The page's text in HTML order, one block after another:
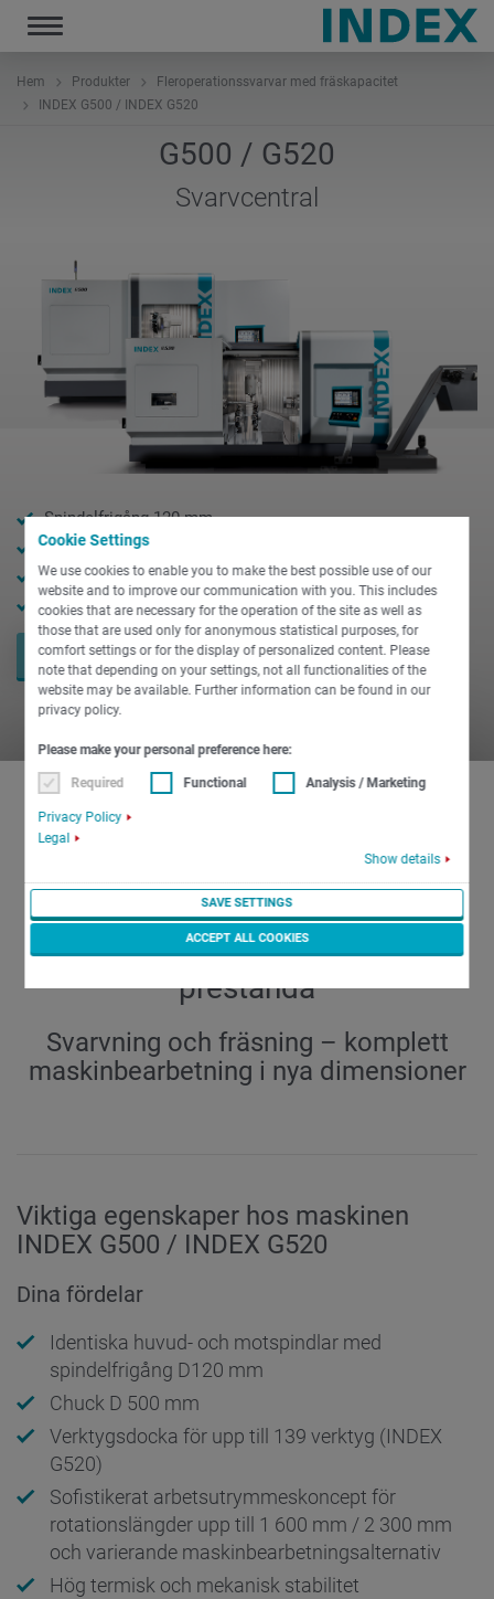
Cookie Settings
We use cookies to enable you to make the best possible use of our
website and to improve our communication with you. This includes
cookies that are necessary for the operation of the site as well as
those that are used only for anonymous statistical purposes, for
comfort settings or for the display of personalized content. Please
note that depending on your settings, not all functionalities of the
website may be available. Further information can be found in our
privacy policy.
Please make your personal preference here:
Required Functional Analysis / Marketing
Privacy Policy
Legal
Show details
SAVE SETTINGS
ACCEPT ALL COOKIES
Toggle
navigation
Hem Produkter
Fleroperationssvarvar med fräskapacitet
INDEX G500 / INDEX G520
G500 / G520
Svarvcentral
Spindelfrigång 120 mm
Chuckdiameter 500 mm
2000 max. vridmoment
Rotationslängd 1 600 / 2 300 mm
BEGÄR NU
fleroperationssvarven för
maskinbearbetning av stora
arbetsstycken med höga
prestanda
Svarvning och fräsning – komplett
maskinbearbetning i nya dimensioner
Viktiga egenskaper hos maskinen
INDEX G500 / INDEX G520
Dina fördelar
Identiska huvud- och motspindlar med
spindelfrigång D120 mm
Chuck D 500 mm
Verktygsdocka för upp till 139 verktyg (INDEX
G520)
Sofistikerat arbetsutrymmeskoncept för
rotationslängder upp till 1 600 mm / 2 300 mm
och varierande maskinbearbetningsalternativ
Hög termisk och mekanisk stabilitet